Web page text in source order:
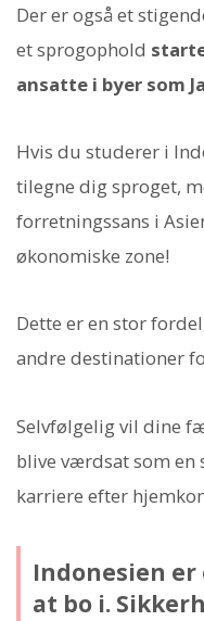
Der er også et
et sprogophold
ansatte i byer som
Hvis du studerer i
tilegne dig sproget,
forretningssans i
økonomiske zone!
Dette er en stor
andre destinationer
Selvfølgelig vil dine
blive værdsat som
karriere efter
Indonesien
at bo i.